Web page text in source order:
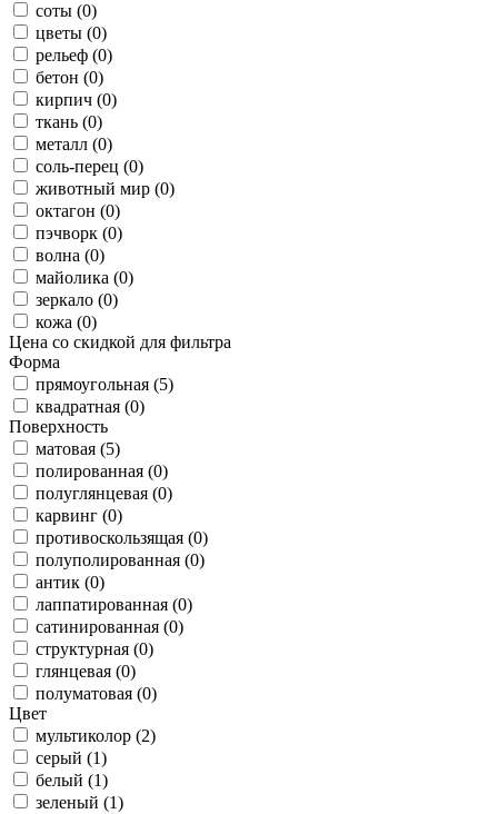
соты (0)
цветы (0)
рельеф (0)
бетон (0)
кирпич (0)
ткань (0)
металл (0)
соль-перец (0)
животный мир (0)
октагон (0)
пэчворк (0)
волна (0)
майолика (0)
зеркало (0)
кожа (0)
Цена со скидкой для фильтра
Форма
прямоугольная (5)
квадратная (0)
Поверхность
матовая (5)
полированная (0)
полуглянцевая (0)
карвинг (0)
противоскользящая (0)
полуполированная (0)
антик (0)
лаппатированная (0)
сатинированная (0)
структурная (0)
глянцевая (0)
полуматовая (0)
Цвет
мультиколор (2)
серый (1)
белый (1)
зеленый (1)